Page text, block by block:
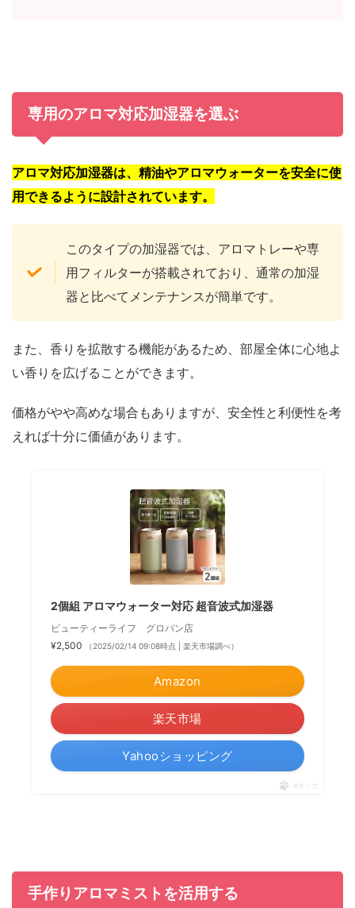
専用のアロマ対応加湿器を選ぶ
アロマ対応加湿器は、精油やアロマウォーターを安全に使
用できるように設計されています。
このタイプの加湿器では、アロマトレーや専
用フィルターが搭載されており、通常の加湿
器と比べてメンテナンスが簡単です。
また、香りを拡散する機能があるため、部屋全体に心地よ
い香りを広げることができます。
価格がやや高めな場合もありますが、安全性と利便性を考
えれば十分に価値があります。
2個組 アロマウォーター対応 超音波式加湿器
ビューティーライフ グロパン店
¥2,500
（2025/02/14 09:08時点 | 楽天市場調べ）
Amazon
楽天市場
Yahooショッピング
ポチップ
手作りアロマミストを活用する